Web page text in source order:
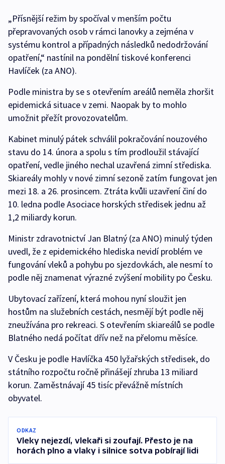
„Přísnější režim by spočíval v menším počtu
přepravovaných osob v rámci lanovky a zejména v
systému kontrol a případných následků nedodržování
opatření,“ nastínil na pondělní tiskové konferenci
Havlíček (za ANO).
Podle ministra by se s otevřením areálů neměla zhoršit
epidemická situace v zemi. Naopak by to mohlo
umožnit přežít provozovatelům.
Kabinet minulý pátek schválil pokračování nouzového
stavu do 14. února a spolu s tím prodloužil stávající
opatření, vedle jiného nechal uzavřená zimní střediska.
Skiareály mohly v nové zimní sezoně zatím fungovat jen
mezi 18. a 26. prosincem. Ztráta kvůli uzavření činí do
10. ledna podle Asociace horských středisek jednu až
1,2 miliardy korun.
Ministr zdravotnictví Jan Blatný (za ANO) minulý týden
uvedl, že z epidemického hlediska nevidí problém ve
fungování vleků a pohybu po sjezdovkách, ale nesmí to
podle něj znamenat výrazné zvýšení mobility po Česku.
Ubytovací zařízení, která mohou nyní sloužit jen
hostům na služebních cestách, nesmějí být podle něj
zneužívána pro rekreaci. S otevřením skiareálů se podle
Blatného nedá počítat dřív než na přelomu měsíce.
V Česku je podle Havlíčka 450 lyžařských středisek, do
státního rozpočtu ročně přinášejí zhruba 13 miliard
korun. Zaměstnávají 45 tisíc převážně místních
obyvatel.
ODKAZ
Vleky nejezdí, vlekaři si zoufají. Přesto je na
horách plno a vlaky i silnice sotva pobírají lidi